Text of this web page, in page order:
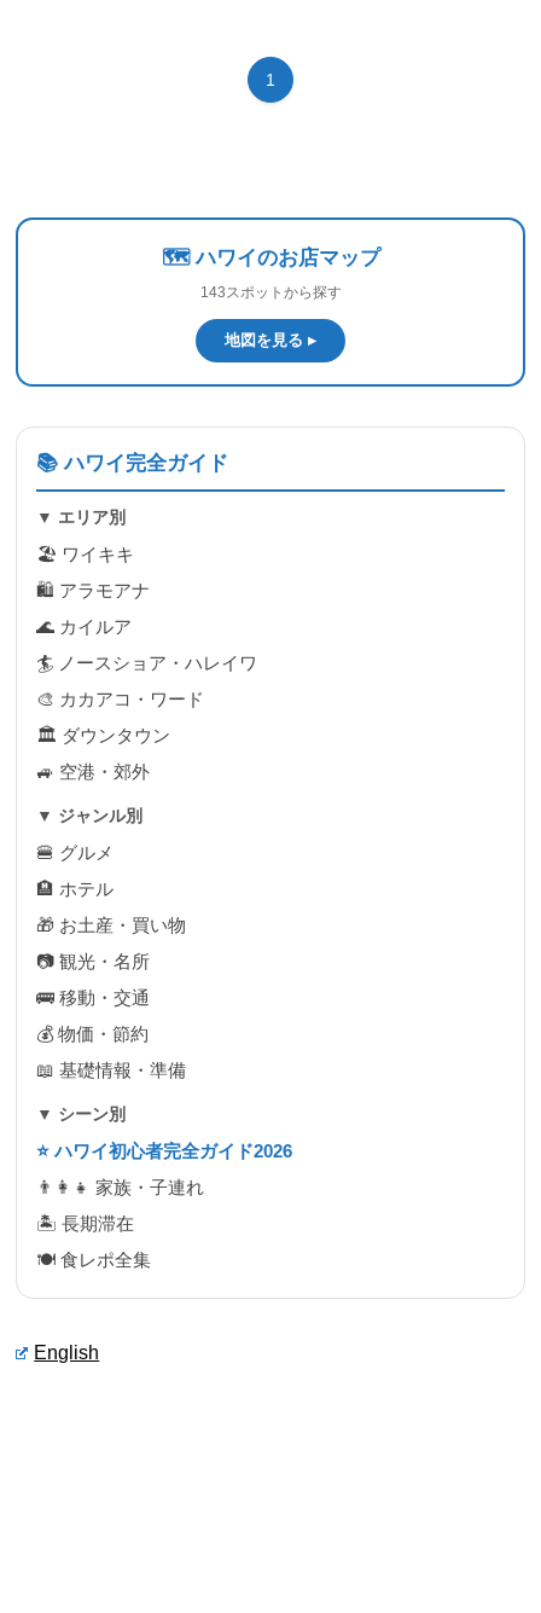
1
🗺️ ハワイのお店マップ
143スポットから探す
地図を見る ▸
📚 ハワイ完全ガイド
▼ エリア別
🏖 ワイキキ
🛍 アラモアナ
🌊 カイルア
🏄 ノースショア・ハレイワ
🎨 カカアコ・ワード
🏛 ダウンタウン
🚙 空港・郊外
▼ ジャンル別
🍔 グルメ
🏨 ホテル
🎁 お土産・買い物
📷 観光・名所
🚌 移動・交通
💰 物価・節約
📖 基礎情報・準備
▼ シーン別
⭐ ハワイ初心者完全ガイド2026
👨‍👩‍👧 家族・子連れ
🏝 長期滞在
🍽 食レポ全集
English